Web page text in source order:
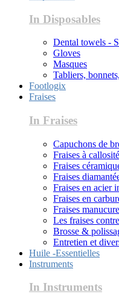
In Disposables
Dental towels -
Gloves
Masques
Tabliers,
Footlogix
Fraises
In Fraises
Capuchons de
Fraises à
Fraises
Fraises
Fraises en acier
Fraises en
Fraises manucure
Les fraises
Brosse &
Entretien et
Huile -Essentielles
Instruments
In Instruments